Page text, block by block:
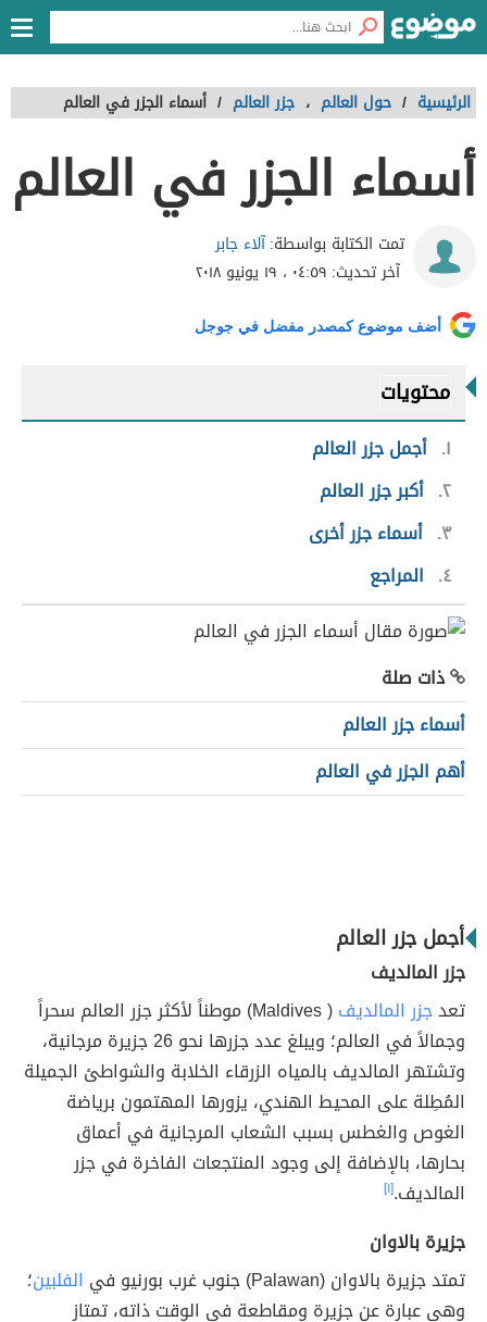
الرئيسية / حول العالم ، جزر العالم / أسماء الجزر في العالم
أسماء الجزر في العالم
تمت الكتابة بواسطة:آلاء جابر
آخر تحديث: ٠٤:٥٩ ، ١٩ يونيو ٢٠١٨
أضف موضوع كمصدر مفضل في جوجل
محتويات
١ أجمل جزر العالم
٢ أكبر جزر العالم
٣ أسماء جزر أخرى
٤
المراجع
ذات صلة
أسماء جزر العالم
أهم الجزر في العالم
أجمل جزر العالم
جزر المالديف
تعدجزر المالديف
( Maldives) موطناً لأكثر جزر العالم سحراً
وجمالاً في العالم؛ ويبلغ عدد جزرها نحو 26 جزيرة مرجانية،
وتشتهر المالديف بالمياه الزرقاء الخلابة والشواطئ الجميلة
المُطِلة على المحيط الهندي، يزورها المهتمون برياضة
الغوص والغطس بسبب الشعاب المرجانية في أعماق
بحارها، بالإضافة إلى وجود المنتجعات الفاخرة في جزر
المالديف.[١]
جزيرة بالاوان
تمتد جزيرة بالاوان (Palawan) جنوب غرب بورنيو في
الفلبين؛
وهي عبارة عن جزيرة ومقاطعة في الوقت ذاته، تمتاز